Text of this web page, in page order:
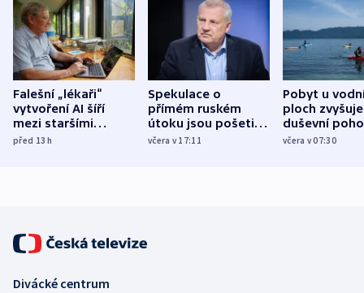
Falešní „lékaři“
vytvoření AI šíří
mezi staršími
Poláky nebezpečné
před 13h
Spekulace o
přímém ruském
útoku jsou pošetilé,
míní estonský
včera v 17:11
Pobyt u
ploch zvyšuje
duševní
ukázala
včera v 07:30
Divácké centrum